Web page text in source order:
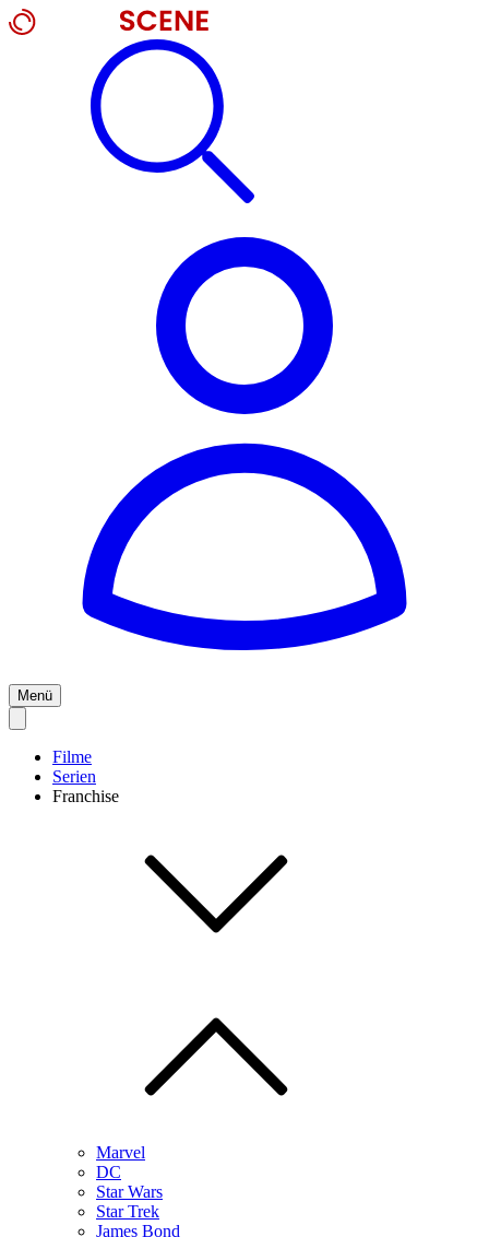
Menü
Filme
Serien
Franchise
Marvel
DC
Star Wars
Star Trek
James Bond